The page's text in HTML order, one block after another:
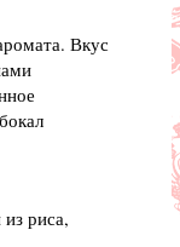
Вкус
риса,